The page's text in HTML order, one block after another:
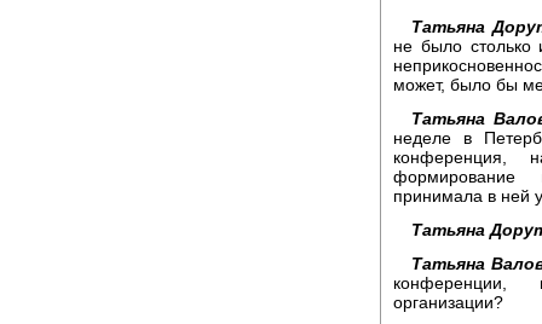
Татьяна
не было столько
может, было бы
Татьяна
неделе в
конференция,
формирование
принимала в ней
Татьяна
Татьяна
конференции,
организации?